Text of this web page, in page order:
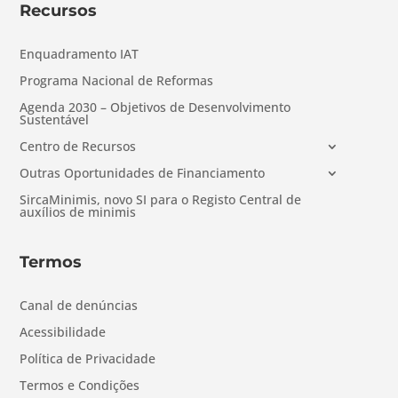
Recursos
Enquadramento IAT
Programa Nacional de Reformas
Agenda 2030 – Objetivos de Desenvolvimento
Sustentável
Centro de Recursos
Outras Oportunidades de Financiamento
SircaMinimis, novo SI para o Registo Central de
auxílios de minimis
Termos
Canal de denúncias
Acessibilidade
Política de Privacidade
Termos e Condições